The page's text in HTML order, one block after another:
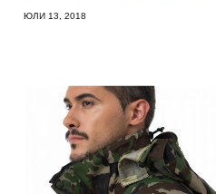
ЮЛИ 13, 2018